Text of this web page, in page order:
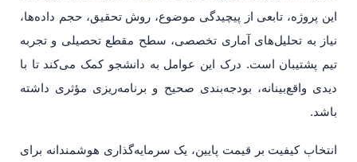
این پروژه، تابعی از پیچیدگی موضوع، روش تحقیق، حجم داده‌ها،
نیاز به تحلیل‌های آماری تخصصی، سطح مقطع تحصیلی و تجربه
تیم پشتیبان است. درک این عوامل به دانشجو کمک می‌کند تا با
دیدی واقع‌بینانه، بودجه‌بندی صحیح و برنامه‌ریزی مؤثری داشته
باشد.
انتخاب کیفیت بر قیمت پایین، یک سرمایه‌گذاری هوشمندانه برای